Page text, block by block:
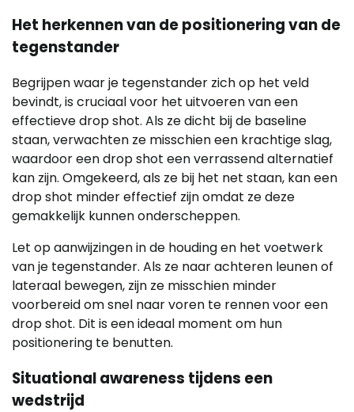
Het herkennen van de positionering van de
tegenstander
Begrijpen waar je tegenstander zich op het veld
bevindt, is cruciaal voor het uitvoeren van een
effectieve drop shot. Als ze dicht bij de baseline
staan, verwachten ze misschien een krachtige slag,
waardoor een drop shot een verrassend alternatief
kan zijn. Omgekeerd, als ze bij het net staan, kan een
drop shot minder effectief zijn omdat ze deze
gemakkelijk kunnen onderscheppen.
Let op aanwijzingen in de houding en het voetwerk
van je tegenstander. Als ze naar achteren leunen of
lateraal bewegen, zijn ze misschien minder
voorbereid om snel naar voren te rennen voor een
drop shot. Dit is een ideaal moment om hun
positionering te benutten.
Situational awareness tijdens een
wedstrijd